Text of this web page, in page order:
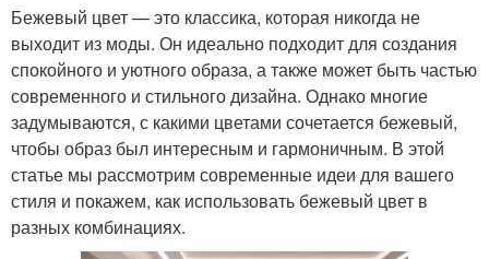
Бежевый цвет — это классика, которая никогда не
выходит из моды. Он идеально подходит для создания
спокойного и уютного образа, а также может быть частью
современного и стильного дизайна. Однако многие
задумываются, с какими цветами сочетается бежевый,
чтобы образ был интересным и гармоничным. В этой
статье мы рассмотрим современные идеи для вашего
стиля и покажем, как использовать бежевый цвет в
разных комбинациях.